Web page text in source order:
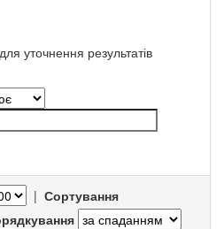
уточнення результатів
| Сортування